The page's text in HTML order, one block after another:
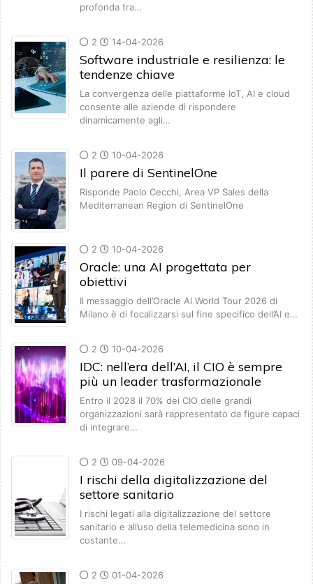
profonda tra…
2 14-04-2026
Software industriale e resilienza: le
tendenze chiave
La convergenza delle piattaforme IoT, AI e cloud
consente alle aziende di rispondere
dinamicamente agli…
2 10-04-2026
Il parere di SentinelOne
Risponde Paolo Cecchi, Area VP Sales della
Mediterranean Region di SentinelOne
2 10-04-2026
Oracle: una AI progettata per
obiettivi
Il messaggio dell’Oracle AI World Tour 2026 di
Milano è di focalizzarsi sul fine specifico dell’AI e…
2 10-04-2026
IDC: nell’era dell’AI, il CIO è sempre
più un leader trasformazionale
Entro il 2028 il 70% dei CIO delle grandi
organizzazioni sarà rappresentato da figure capaci
di integrare…
2 09-04-2026
I rischi della digitalizzazione del
settore sanitario
I rischi legati alla digitalizzazione del settore
sanitario e all’uso della telemedicina sono in
costante…
2 01-04-2026